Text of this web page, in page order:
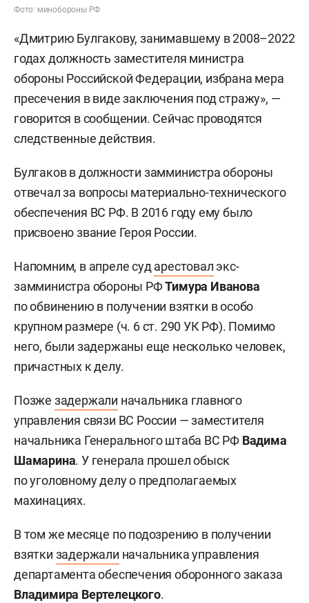
Фото: минобороны РФ
«Дмитрию Булгакову, занимавшему в 2008–2022
годах должность заместителя министра
обороны Российской Федерации, избрана мера
пресечения в виде заключения под стражу», —
говорится в сообщении. Сейчас проводятся
следственные действия.
Булгаков в должности замминистра обороны
отвечал за вопросы материально-технического
обеспечения ВС РФ. В 2016 году ему было
присвоено звание Героя России.
Напомним, в апреле суд арестовал экс-
замминистра обороны РФТимура Иванова
по обвинению в получении взятки в особо
крупном размере (ч. 6 ст. 290 УК РФ). Помимо
него, были задержаны еще несколько человек,
причастных к делу.
Позже задержали начальника главного
управления связи ВС России — заместителя
начальника Генерального штаба ВС РФ Вадима
Шамарина. У генерала прошел обыск
по уголовному делу о предполагаемых
махинациях.
В том же месяце по подозрению в получении
взятки задержали начальника управления
департамента обеспечения оборонного заказа
Владимира Вертелецкого.